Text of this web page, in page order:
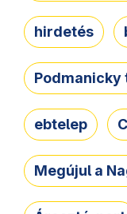
hirdetés
Podmanicky
ebtelep
Megújul a